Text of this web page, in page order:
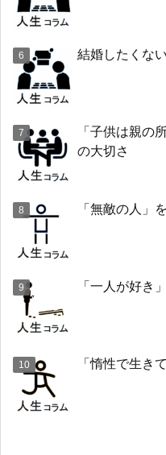
結婚したくな
「子供は親の
の大切さ
「無敵の人」
「一人が好き
「惰性で生き